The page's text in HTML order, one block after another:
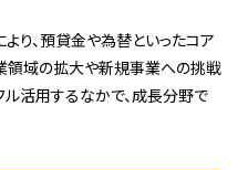
り、預貸金や為替といったコア
領域の拡大や新規事業への挑戦
ル活用するなかで、成長分野で